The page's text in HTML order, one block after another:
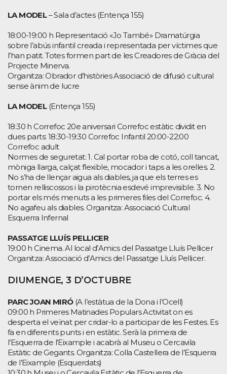
LA MODEL– Sala d’actes (Entença 155)
18:00-19:00 h Representació «Jo També» Dramatúrgia
sobre l’abús infantil creada i representada per víctimes que
l’han patit. Totes formen part de les Creadores de Gràcia del
Projecte Minerva.
Organitza: Obrador d’històries Associació de difusió cultural
sense ànim de lucre
LA MODEL(Entença 155)
18:30 h Correfoc 20e aniversari Correfoc estàtic dividit en
dues parts: 18:30-19:30 Correfoc Infantil 20:00-22:00
Correfoc adult
Normes de seguretat: 1. Cal portar roba de cotó, coll tancat,
mòniga llarga, calçat flexible, mocador i taps a les orelles. 2.
No s’ha de llençar aigua als diables, ja que els terres es
tornen relliscossos i la pirotècnia esdevé imprevisible. 3. No
portar els més menuts a les primeres files del Correfoc. 4.
No agafeu als diables. Organitza: Associació Cultural
Esquerra Infernal
PASSATGE LLUÍS PELLICER
19:00 h Cinema. Al local d’Amics del Passatge Lluís Pellicer
Organitza: Associació d’Amics del Passatge Lluís Pellicer.
DIUMENGE, 3 D’OCTUBRE
PARC JOAN MIRÓ(A l’estàtua de la Dona i l’Ocell)
09:00 h Primeres Matinades Populars Activitat on es
desperta el veïnat per cridar-lo a participar de les Festes. Es
fa en diferents punts i en estàtic. Serà la primera de
l’Esquerra de l’Eixample i acabrà al Museu o Cercavila
Estàtic de Gegants. Organitza: Colla Castellera de l’Esquerra
de l’Eixample (Esquerdats)